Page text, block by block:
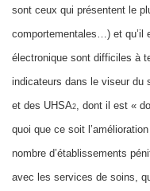
sont ceux qui présentent le
comportementales…) et qu’il
électronique sont difficiles à
indicateurs dans le viseur du
et des UHSA2
, dont il est «
quoi que ce soit
nombre d’établissements
avec les services de soins,